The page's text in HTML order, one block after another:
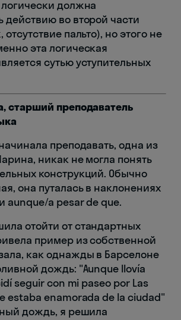
должна
действию во второй части
пальто), но этого не
эта логическая
сутью уступительных
старший преподаватель
преподавать, одна из
никак не могла понять
конструкций. Обычно
она путалась в наклонениях
aunque/a pesar de que.
отойти от стандартных
пример из собственной
как однажды в Барселоне
дождь: "Aunque llovía
seguir con mi paseo por Las
estaba enamorada de la ciudad"
дождь, я решила